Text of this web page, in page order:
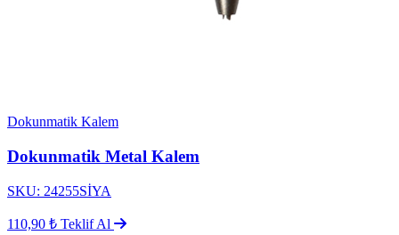
Dokunmatik Kalem
Dokunmatik Metal Kalem
SKU: 24255SİYA
110,90 ₺ Teklif Al